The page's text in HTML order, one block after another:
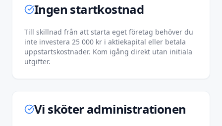
Ingen startkostnad
Till skillnad från att starta eget företag behöver du
inte investera 25 000 kr i aktiekapital eller betala
uppstartskostnader. Kom igång direkt utan initiala
utgifter.
Vi sköter administrationen